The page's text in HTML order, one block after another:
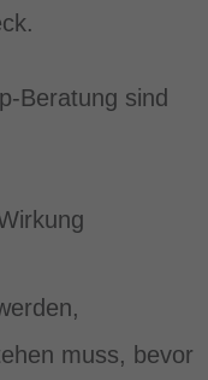
Beratung sind
muss, bevor